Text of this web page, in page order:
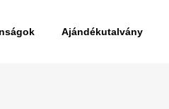
Ajándékutalvány